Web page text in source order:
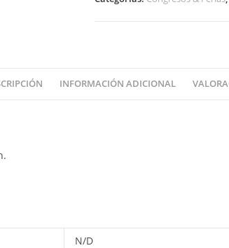
INFORMACIÓN ADICIONAL
N/D